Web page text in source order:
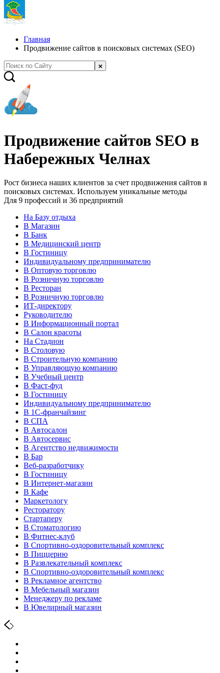
Главная
Продвижение сайтов в поисковых системах (SEO)
Продвижение сайтов SEO в
Набережных Челнах
Рост бизнеса наших клиентов за счет продвижения сайтов в
поисковых системах. Используем уникальные методы
Для 9 профессий и 36 предприятий
На Базу отдыха
В Магазин
В Банк
В Медицинский центр
В Гостиницу
Индивидуальному предпринимателю
В Оптовую торговлю
В Розничную торговлю
В Ресторан
В Розничную торговлю
ИТ-директору
Руководителю
В Информационный портал
В Салон красоты
На Стадион
В Столовую
В Строительную компанию
В Управляющую компанию
В Учебный центр
В Фаст-фуд
В Гостиницу
Индивидуальному предпринимателю
В 1С-франчайзинг
В СПА
В Автосалон
В Автосервис
В Агентство недвижимости
В Бар
Веб-разработчику
В Гостиницу
В Интернет-магазин
В Кафе
Маркетологу
Ресторатору
Стартаперу
В Стоматологию
В Фитнес-клуб
В Спортивно-оздоровительный комплекс
В Пиццерию
В Развлекательный комплекс
В Спортивно-оздоровительный комплекс
В Рекламное агентство
В Мебельный магазин
Менеджеру по рекламе
В Ювелирный магазин